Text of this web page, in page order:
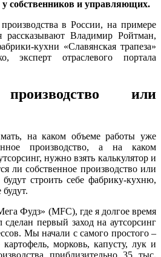
собственников и управляющих.
в России, на примере
рассказывают Владимир Ройтман,
кухни «Славянская трапеза»
эксперт отраслевого портала
производство или
на каком объеме работы уже
производство, а на каком
нужно взять калькулятор и
ли собственное производство или
строить себе фабрику-кухню,
Фудз» (MFC), где я долгое время
первый заход на аутсорсинг
Мы начали с самого простого –
морковь, капусту, лук и